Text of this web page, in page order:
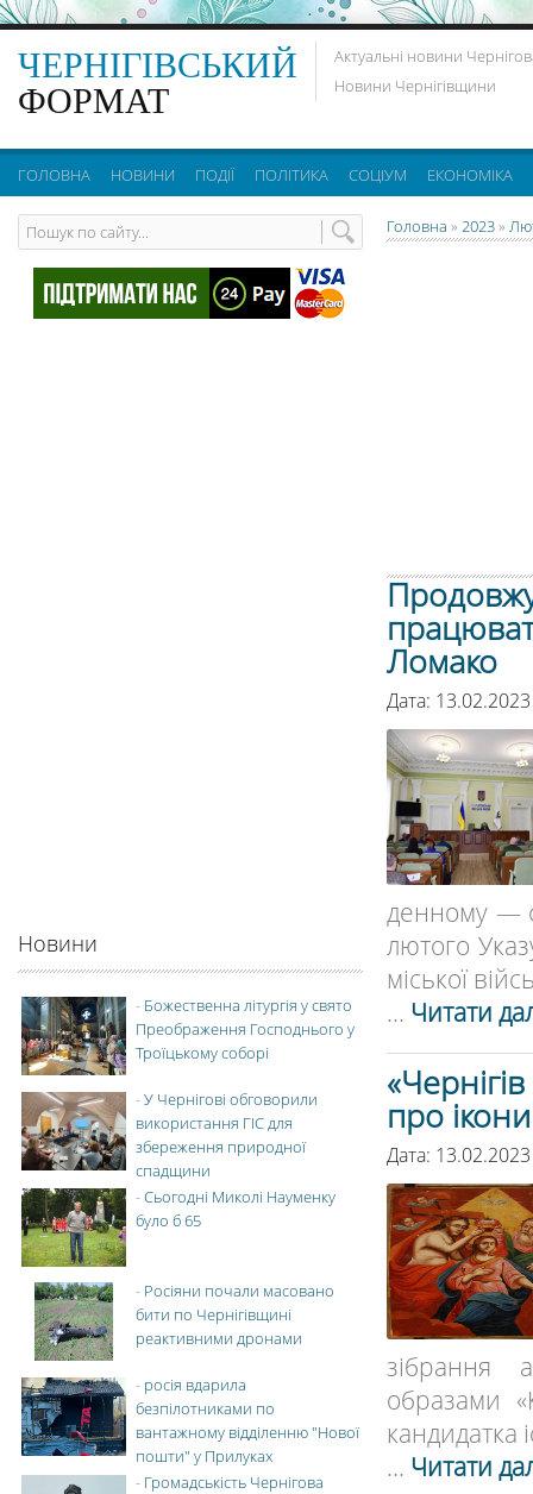
ЧЕРНІГІВСЬКИЙ
ФОРМАТ
Актуальні новини
Новини Чернігівщини
ГОЛОВНА НОВИНИ ПОДІЇ ПОЛІТИКА СОЦІУМ ЕКОНОМІКА
Головна » 2023»
Ломако
Дата:
денному —
лютого
міської
... Читати
про
Дата:
зібрання
образами
кандидатка
... Читати
Новини
- Божественна літургія у свято
Преображення Господнього у
Троїцькому соборі
-У Чернігові обговорили
використання ГІС для
збереження природної
спадщини
-Сьогодні Миколі Науменку
було б 65
- Росіяни почали масовано
бити по Чернігівщині
реактивними дронами
- росія вдарила
безпілотниками по
вантажному відділенню "Нової
пошти" у Прилуках
- Громадськість Чернігова